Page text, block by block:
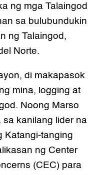
ng mga Talaingod
sa bulubundukin
ng Talaingod,
Norte.
di makapasok
mina, logging at
Noong Marso
sa kanilang lider na
Katangi-tanging
ng Center
(CEC) para